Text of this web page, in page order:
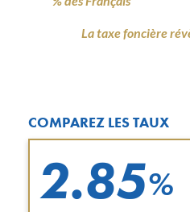
La taxe foncière
COMPAREZ LES TAUX
2.85%